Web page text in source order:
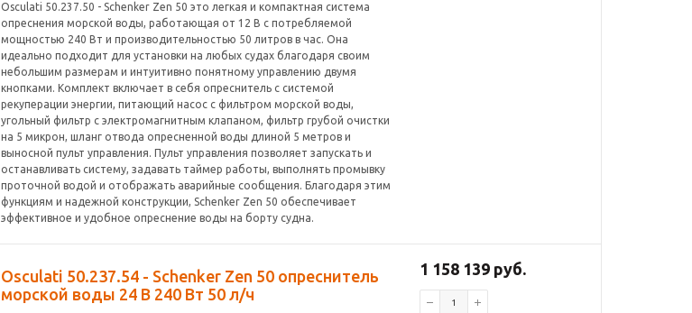
Osculati 50.237.50 - Schenker Zen 50 это легкая и компактная система
опреснения морской воды, работающая от 12 В с потребляемой
мощностью 240 Вт и производительностью 50 литров в час. Она
идеально подходит для установки на любых судах благодаря своим
небольшим размерам и интуитивно понятному управлению двумя
кнопками. Комплект включает в себя опреснитель с системой
рекуперации энергии, питающий насос с фильтром морской воды,
угольный фильтр с электромагнитным клапаном, фильтр грубой очистки
на 5 микрон, шланг отвода опресненной воды длиной 5 метров и
выносной пульт управления. Пульт управления позволяет запускать и
останавливать систему, задавать таймер работы, выполнять промывку
проточной водой и отображать аварийные сообщения. Благодаря этим
функциям и надежной конструкции, Schenker Zen 50 обеспечивает
эффективное и удобное опреснение воды на борту судна.
Osculati 50.237.54 - Schenker Zen 50 опреснитель
морской воды 24 В 240 Вт 50 л/ч
1 158 139 руб.